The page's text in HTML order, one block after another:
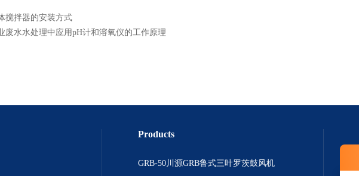
搅拌器的安装方式
废水水处理中应用pH计和溶氧仪的工作原理
Products
GRB-50川源GRB鲁式三叶罗茨鼓风机